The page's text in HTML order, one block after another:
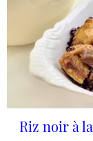
Riz noir à